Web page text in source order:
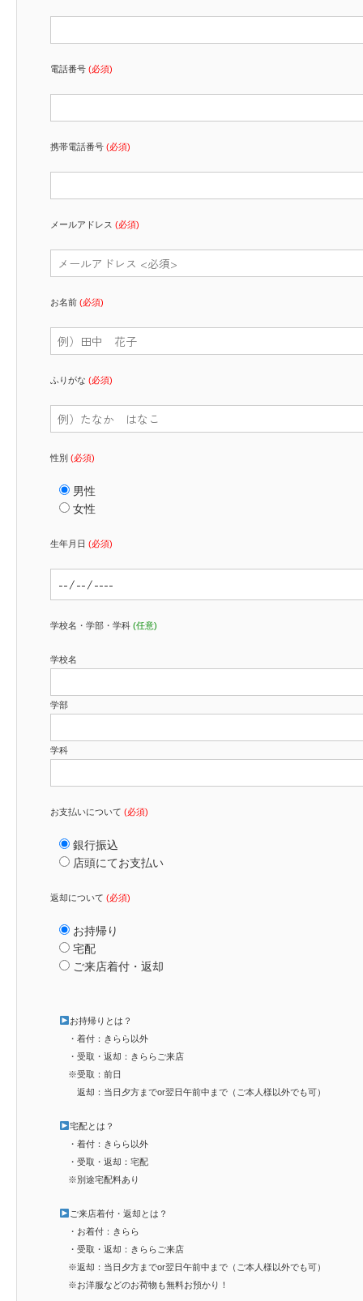
電話番号 (必須)
携帯電話番号 (必須)
メールアドレス (必須)
お名前 (必須)
ふりがな (必須)
性別 (必須)
男性
女性
生年月日 (必須)
学校名・学部・学科 (任意)
学校名
学部
学科
お支払いについて (必須)
銀行振込
店頭にてお支払い
返却について (必須)
お持帰り
宅配
ご来店着付・返却
お持帰りとは？
・着付：きらら以外
・受取・返却：きららご来店
※受取：前日
返却：当日夕方までor翌日午前中まで（ご本人様以外でも可）
宅配とは？
・着付：きらら以外
・受取・返却：宅配
※別途宅配料あり
ご来店着付・返却とは？
・お着付：きらら
・受取・返却：きららご来店
※返却：当日夕方までor翌日午前中まで（ご本人様以外でも可）
※お洋服などのお荷物も無料お預かり！